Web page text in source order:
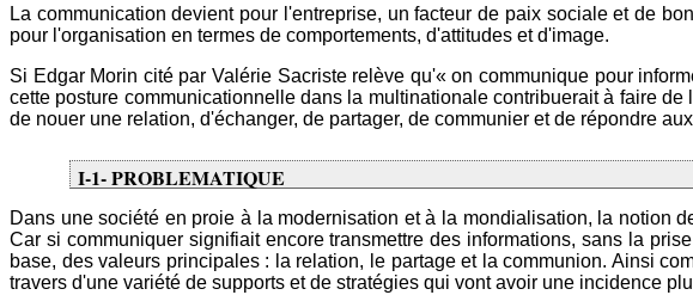
La communication devient pour l'entreprise, un facteur de paix sociale et de
pour l'organisation en termes de comportements, d'attitudes et d'image.
Si Edgar Morin cité par Valérie Sacriste relève qu'« on communique pour
cette posture communicationnelle dans la multinationale contribuerait à faire
de nouer une relation, d'échanger, de partager, de communier et de répondre
I-1- PROBLEMATIQUE
Dans une société en proie à la modernisation et à la mondialisation, la notion
Car si communiquer signifiait encore transmettre des informations, sans la
base, des valeurs principales : la relation, le partage et la communion. Ainsi
travers d'une variété de supports et de stratégies qui vont avoir une incidence